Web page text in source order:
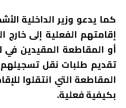
كما يدعو وزير الداخلية
إقامتهم الفعلية إلى خارج
أو المقاطعة المقيدين في
تقديم طلبات نقل تسجيلهم
المقاطعة التي انتقلوا
بكيفية فعلية.